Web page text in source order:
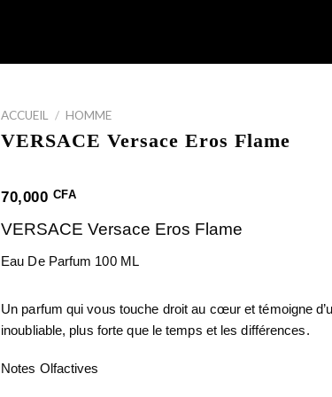
ACCUEIL / HOMME
VERSACE Versace Eros Flame
70,000 CFA
VERSACE Versace Eros Flame
Eau De Parfum 100 ML
Un parfum qui vous touche droit au cœur et témoigne
inoubliable, plus forte que le temps et les différences.
Notes Olfactives